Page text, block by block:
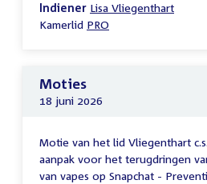
Indiener Lisa Vliegenthart
Kamerlid PRO
Moties
18 juni 2026
Motie van het lid Vliegenthart
aanpak voor het terugdringen
van vapes op Snapchat -